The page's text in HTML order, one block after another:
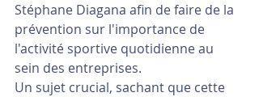
Stéphane Diagana afin de faire de la
prévention sur l'importance de
l'activité sportive quotidienne au
sein des entreprises.
Un sujet crucial, sachant que cette